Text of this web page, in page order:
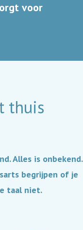
voor
thuis
Alles is onbekend.
begrijpen of je
taal niet.